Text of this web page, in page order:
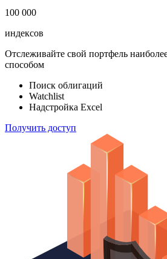
183 824
ETF & Funds
100 000
Отслеживайте свой портфель
способом
Поиск облигаций
Надстройка Excel
Получить доступ